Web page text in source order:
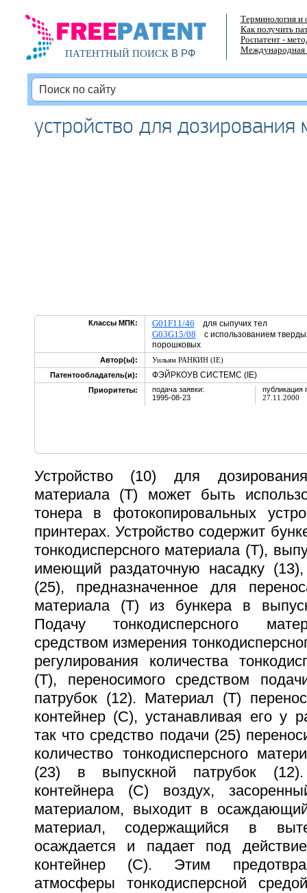
ПАТЕНТНЫЙ ПОИСКВ РФ
Терминология и
Как получить
Роспатент -
Международная
устройство для дозирования
Классы МПК: G01F11/46 для сыпучих тел
G03G15/08 с использованием
порошковых
Автор(ы):
Уильям РАНКИН (IE)
Патентообладатель(и):
ФЭЙРКОУВ СИСТЕМС (IE)
Приоритеты:
подача заявки:
1995-08-23
публикация
27.11.2000
Устройство (10) для дозирования
материала (T) может быть
тонера в фотокопировальных
принтерах. Устройство содержит
тонкодисперсного материала (Т),
имеющий раздаточную насадку
(25), предназначенное для
материала (Т) из бункера в
Подачу тонкодисперсного
средством измерения
регулирования количества
(Т), переносимого средством
патрубок (12). Материал (Т)
контейнер (С), устанавливая его у
так что средство подачи (25)
количество тонкодисперсного
(23) в выпускной патрубок
контейнера (С) воздух,
материалом, выходит в
материал, содержащийся в
осаждается и падает под
контейнер (С). Этим
атмосферы тонкодисперсной